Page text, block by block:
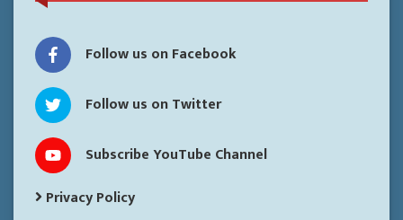
Follow us on Facebook
Follow us on Twitter
Subscribe YouTube Channel
Privacy Policy